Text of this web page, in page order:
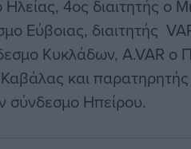
4ος διαιτητής ο
Εύβοιας, διαιτητής
Κυκλάδων, A.VAR ο
και παρατηρητής
Ηπείρου.